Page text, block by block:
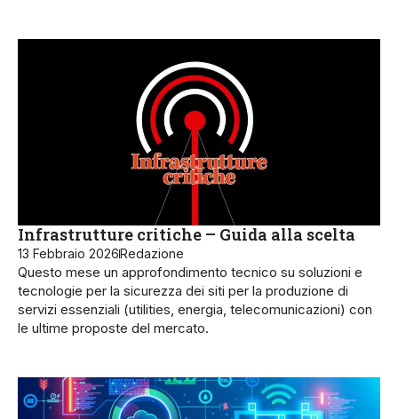
Infrastrutture critiche – Guida alla scelta
13 Febbraio 2026Redazione
Questo mese un approfondimento tecnico su soluzioni e
tecnologie per la sicurezza dei siti per la produzione di
servizi essenziali (utilities, energia, telecomunicazioni) con
le ultime proposte del mercato.